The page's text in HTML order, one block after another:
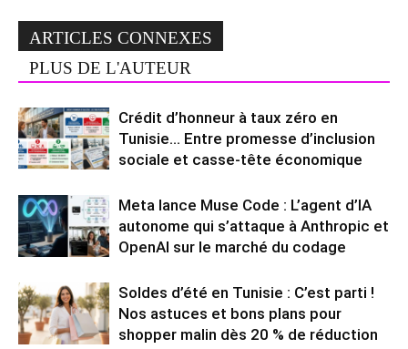
ARTICLES CONNEXES
PLUS DE L'AUTEUR
Crédit d’honneur à taux zéro en
Tunisie… Entre promesse d’inclusion
sociale et casse-tête économique
Meta lance Muse Code : L’agent d’IA
autonome qui s’attaque à Anthropic et
OpenAI sur le marché du codage
Soldes d’été en Tunisie : C’est parti !
Nos astuces et bons plans pour
shopper malin dès 20 % de réduction